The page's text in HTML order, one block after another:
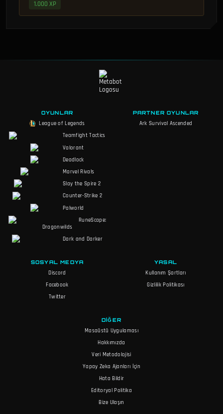
1.000 XP
OYUNLAR
League of Legends
Teamfight Tactics
Valorant
Deadlock
Marvel Rivals
Slay the Spire 2
Counter-Strike 2
Palworld
RuneScape:
Dragonwilds
Dark and Darker
PARTNER OYUNLAR
Ark Survival Ascended
SOSYAL MEDYA
Discord
Facebook
Twitter
YASAL
Kullanım Şartları
Gizlilik Politikası
DIĞER
Masaüstü Uygulaması
Hakkımızda
Veri Metodolojisi
Yapay Zeka Ajanları İçin
Hata Bildir
Editoryal Politika
Bize Ulaşın